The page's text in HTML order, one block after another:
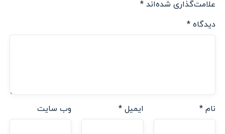
علامت‌گذاری شده‌اند *
دیدگاه *
نام * ایمیل* وب‌ سایت